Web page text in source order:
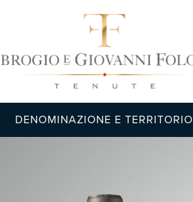
DENOMINAZIONE E TERRITORIO